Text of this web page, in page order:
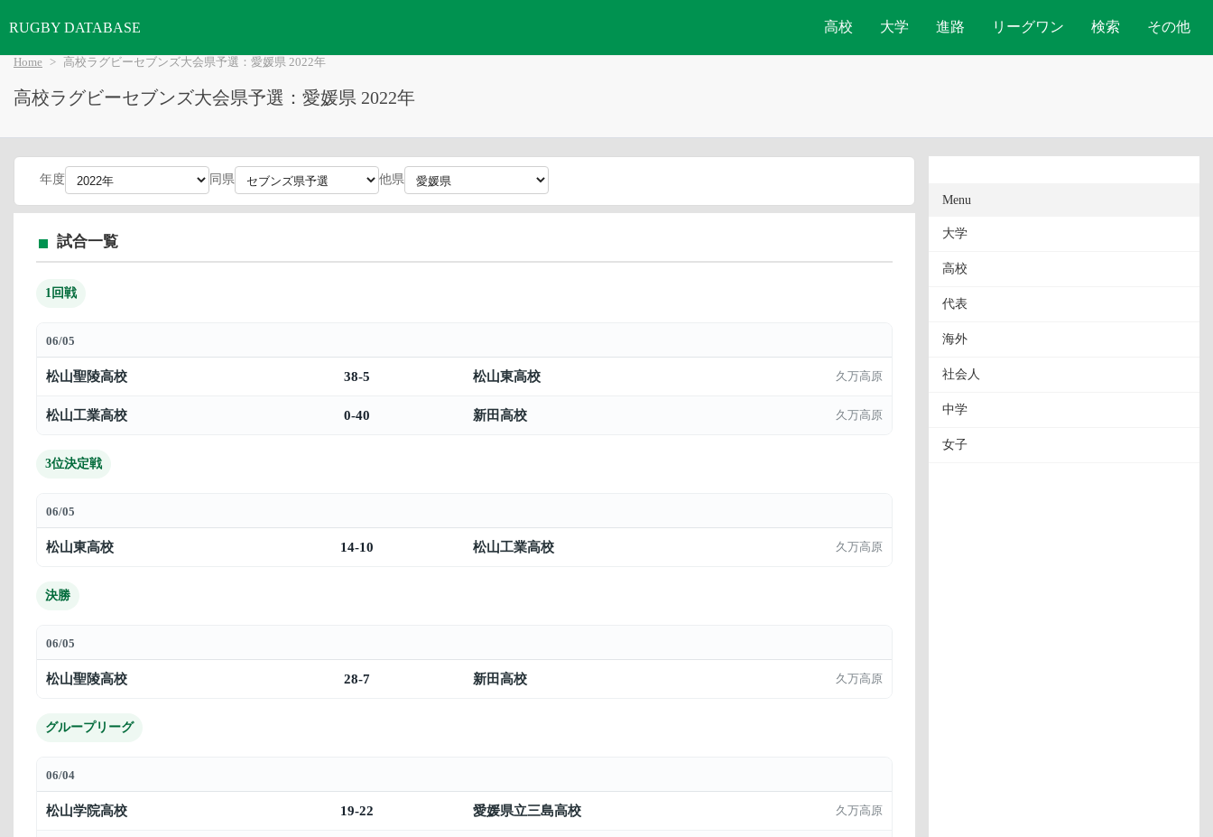
RUGBY DATABASE 高校 大学 進路 リーグワン 検索 その他
Home 高校ラグビーセブンズ大会県予選：愛媛県 2022年
高校ラグビーセブンズ大会県予選：愛媛県 2022年
年度 同県 他県
試合一覧
1回戦
06/05
松山聖陵高校 38-5 松山東高校 久万高原
松山工業高校 0-40 新田高校 久万高原
3位決定戦
06/05
松山東高校 14-10 松山工業高校 久万高原
決勝
06/05
松山聖陵高校 28-7 新田高校 久万高原
グループリーグ
06/04
松山学院高校 19-22 愛媛県立三島高校 久万高原
Menu
大学
高校
代表
海外
社会人
中学
女子